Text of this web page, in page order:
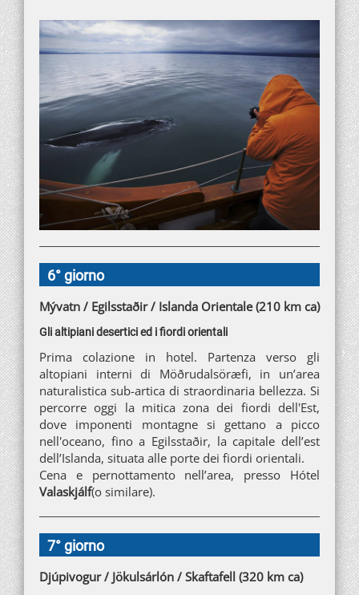
6° giorno
Mývatn / Egilsstaðir / Islanda Orientale (210 km ca)
Gli altipiani desertici ed i fiordi orientali
Prima colazione in hotel. Partenza verso gli
altopiani interni di Möðrudalsöræfi, in un’area
naturalistica sub-artica di straordinaria bellezza. Si
percorre oggi la mitica zona dei fiordi dell'Est,
dove imponenti montagne si gettano a picco
nell'oceano, fino a Egilsstaðir, la capitale dell’est
dell’Islanda, situata alle porte dei fiordi orientali.
Cena e pernottamento nell’area, presso Hótel
Valaskjálf(o similare).
7° giorno
Djúpivogur / Jökulsárlón / Skaftafell (320 km ca)